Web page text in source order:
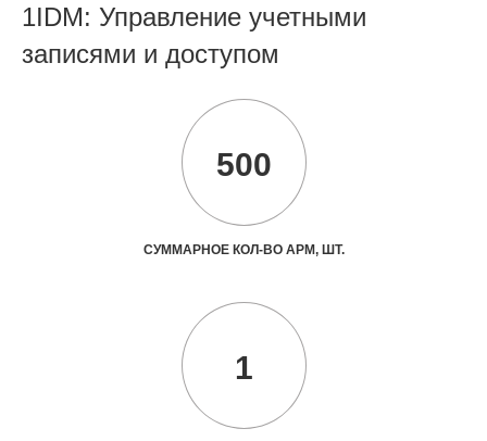
1IDM: Управление учетными
записями и доступом
500
СУММАРНОЕ КОЛ-ВО АРМ, ШТ.
1